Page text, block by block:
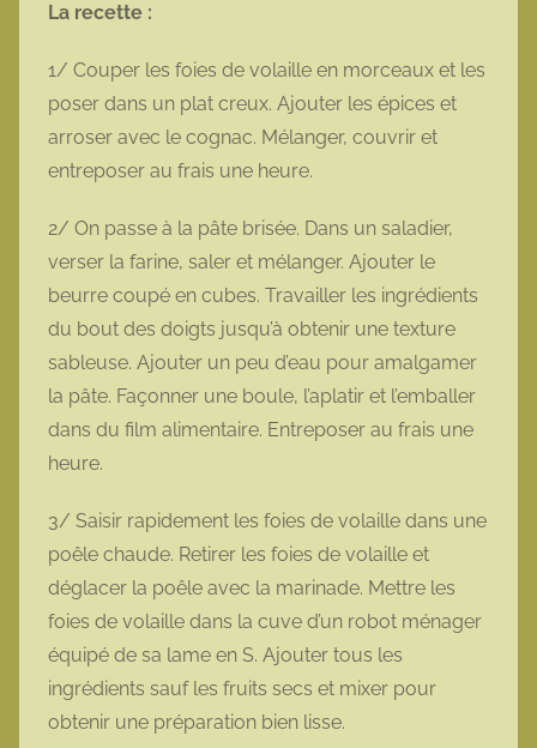
La recette :
1/ Couper les foies de volaille en morceaux et les
poser dans un plat creux. Ajouter les épices et
arroser avec le cognac. Mélanger, couvrir et
entreposer au frais une heure.
2/ On passe à la pâte brisée. Dans un saladier,
verser la farine, saler et mélanger. Ajouter le
beurre coupé en cubes. Travailler les ingrédients
du bout des doigts jusqu’à obtenir une texture
sableuse. Ajouter un peu d’eau pour amalgamer
la pâte. Façonner une boule, l’aplatir et l’emballer
dans du film alimentaire. Entreposer au frais une
heure.
3/ Saisir rapidement les foies de volaille dans une
poêle chaude. Retirer les foies de volaille et
déglacer la poêle avec la marinade. Mettre les
foies de volaille dans la cuve d’un robot ménager
équipé de sa lame en S. Ajouter tous les
ingrédients sauf les fruits secs et mixer pour
obtenir une préparation bien lisse.